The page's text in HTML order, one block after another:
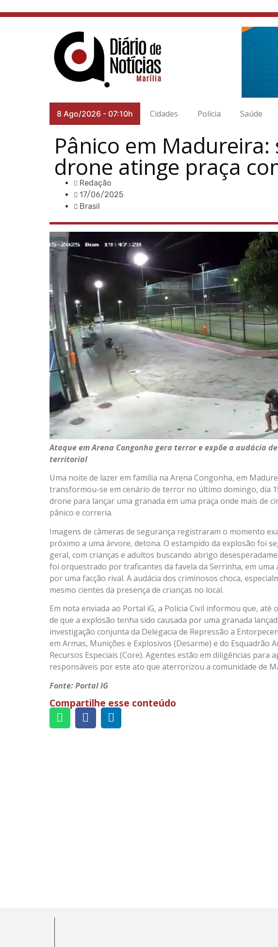
8 Ago/2026 - 07:10h Cidades Polícia Saúde
Pânico em
drone atinge praça
Redação
17/06/2025
Brasil
Ataque em Arena Congonha gera terror e expõe a audácia
territorial
Uma noite de lazer em família na Arena Congonha, em
transformou-se em cenário de terror no último domingo, dia
drone para lançar uma granada em uma praça onde mais de
pânico e correria.
Imagens de câmeras de segurança registraram o momento
próximo a uma árvore, detona. O estampido da explosão foi
geral, com crianças e adultos buscando abrigo
foi orquestrado por traficantes da favela da Serrinha, em
por uma facção rival. A audácia dos criminosos choca,
mesmo cientes da presença de crianças no local.
Em nota enviada ao Portal iG, a Polícia Civil informou que,
de que a explosão tenha sido causada por uma granada
investigação conjunta da Delegacia de Repressão a
em Armas, Munições e Explosivos (Desarme) e do Esquadrão
Recursos Especiais (Core). Agentes estão em diligências
responsáveis por este ato que aterrorizou a comunidade de
Fonte: Portal IG
Compartilhe esse conteúdo